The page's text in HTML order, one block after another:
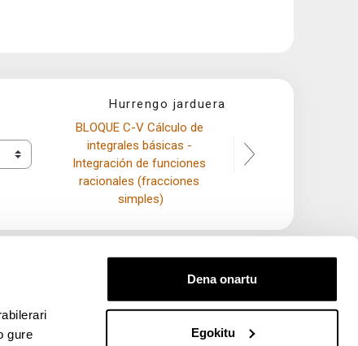
gure
Dena onartu
Egokitu
Hurrengo jarduera
BLOQUE C-V Cálculo de
integrales básicas -
Integración de funciones
racionales (fracciones
simples)
nueva)
ventana nueva)
(abre ventana nueva)
YouTube (abre ventana nueva)